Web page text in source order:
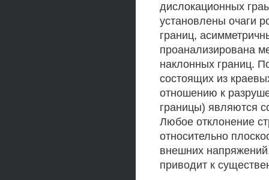
дислокационных
установлены очаги
границ,
проанализирована
наклонных границ.
состоящих из
отношению к
границы) являются
Любое отклонение
относительно
внешних
приводит к